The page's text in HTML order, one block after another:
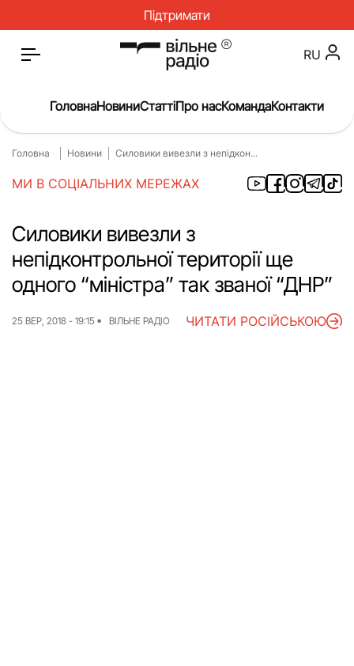
Підтримати
Головна
Окупація
Про нас
Війна
Гроші
Освіта
Інструкції
Медицина
ЖКГ
Історія
RU
ГоловнаНовиниСтаттіПро насКомандаКонтакти
Головна Новини Силовики вивезли з непідкон...
МИ В СОЦІАЛЬНИХ МЕРЕЖАХ
Силовики вивезли з
непідконтрольної території ще
одного “міністра” так званої “ДНР”
25 ВЕР, 2018 - 19:15 ВІЛЬНЕ РАДІО ЧИТАТИ РОСІЙСЬКОЮ